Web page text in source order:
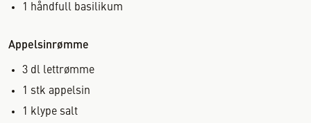
1
håndfull basilikum
Appelsinrømme
3 dl lettrømme
1
stk appelsin
1
klype salt